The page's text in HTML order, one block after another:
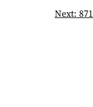
Next: 871